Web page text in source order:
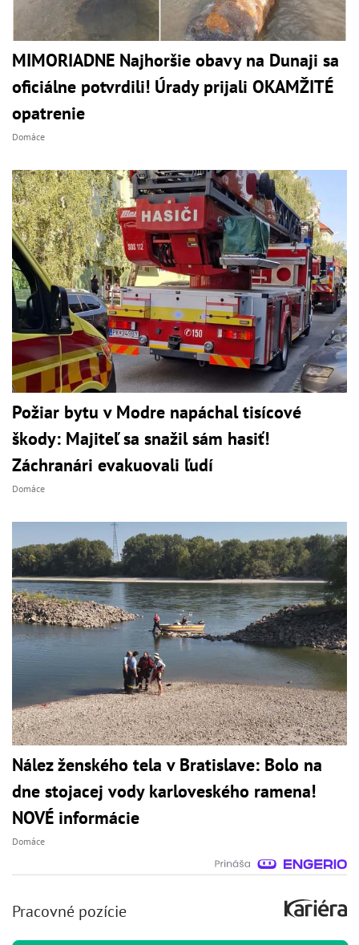
MIMORIADNE Najhoršie obavy na Dunaji sa
oficiálne potvrdili! Úrady prijali OKAMŽITÉ
opatrenie
Domáce
Požiar bytu v Modre napáchal tisícové
škody: Majiteľ sa snažil sám hasiť!
Záchranári evakuovali ľudí
Domáce
Nález ženského tela v Bratislave: Bolo na
dne stojacej vody karloveského ramena!
NOVÉ informácie
Domáce
Pracovné pozície